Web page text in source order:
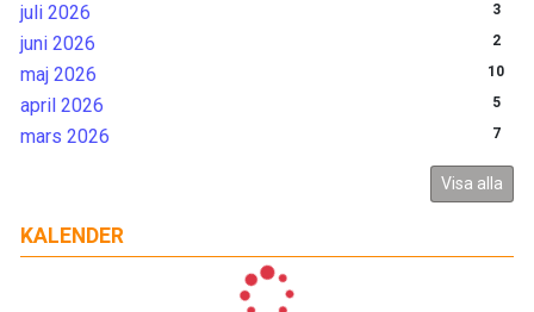
juli 2026 3
juni 2026 2
maj 2026 10
april 2026 5
mars 2026 7
Visa alla
KALENDER